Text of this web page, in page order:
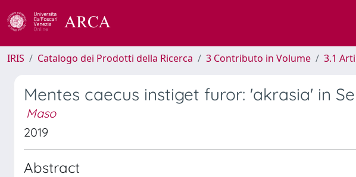
IRIS Catalogo dei Prodotti della Ricerca 3 Contributo in Volume 3.1
Mentes caecus instiget furor: 'akrasia' in
Maso
2019
Abstract